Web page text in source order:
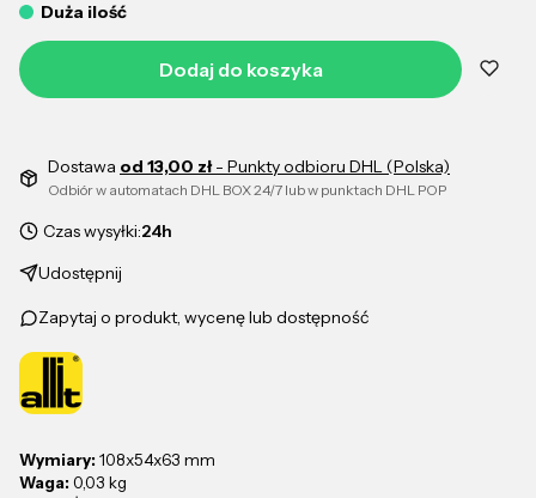
Duża ilość
Dodaj do koszyka
Dostawa od 13,00 zł- Punkty odbioru DHL (Polska)
Odbiór w automatach DHL BOX 24/7 lub w punktach DHL POP
Czas wysyłki:24h
Udostępnij
Zapytaj o produkt, wycenę lub dostępność
Wymiary: 108x54x63 mm
Waga: 0,03 kg